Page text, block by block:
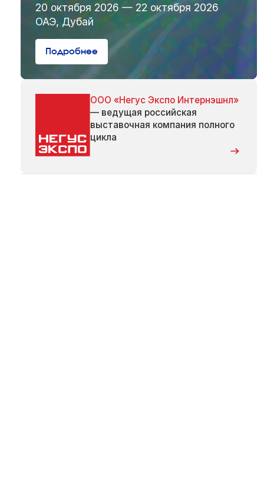
20 октября 2026 — 22 октября 2026
ОАЭ, Дубай
Подробнее
ООО «Негус Экспо Интернэшнл»
— ведущая российская
выставочная компания полного
цикла